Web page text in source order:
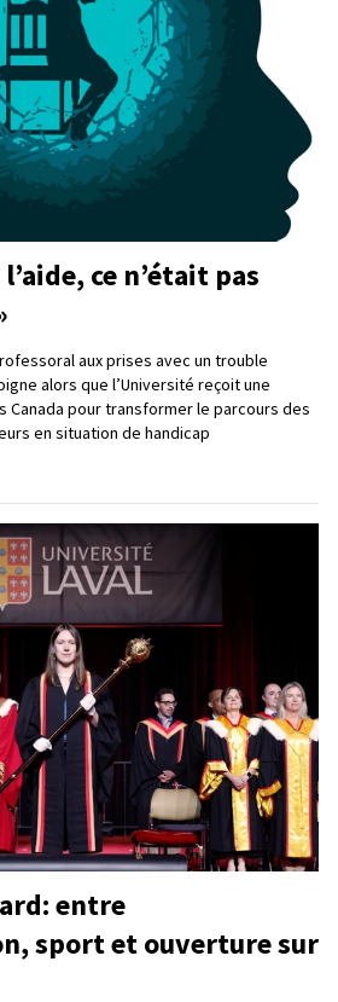
ce n’était pas
aux prises avec un trouble
alors que l’Université reçoit une
Canada pour transformer le parcours des
en situation de handicap
entre
sport et ouverture sur